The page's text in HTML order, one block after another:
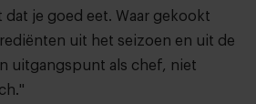
dat je goed eet. Waar gekookt
uit het seizoen en uit de
uitgangspunt als chef, niet